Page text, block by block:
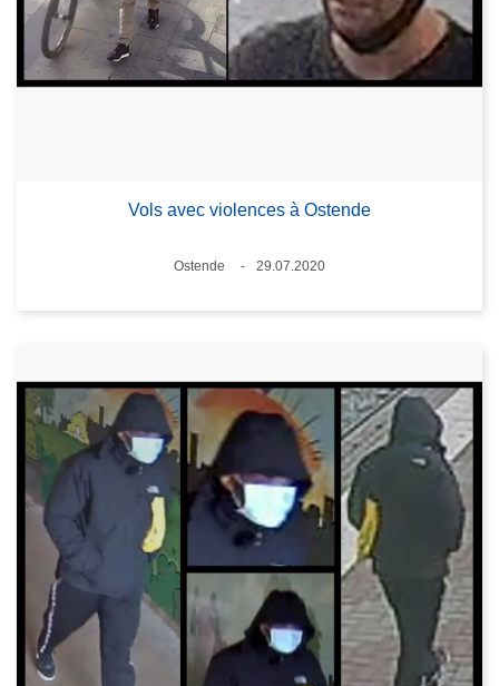
Vols avec violences à Ostende
Lieux
Ostende
29.07.2020